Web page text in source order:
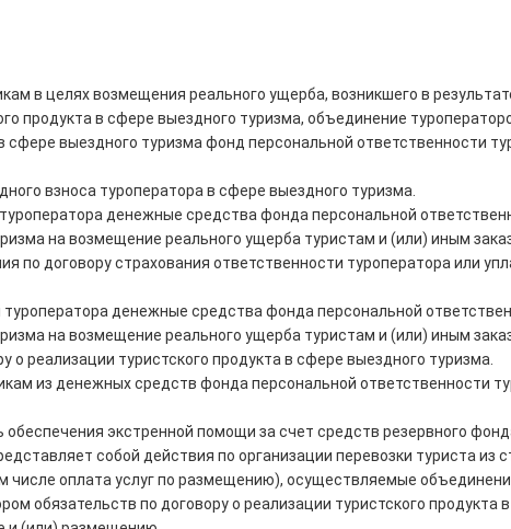
в целях возмещения реального ущерба, возникшего в
продукта в сфере выездного туризма, объединение
выездного туризма фонд персональной ответственности
взноса туроператора в сфере выездного туризма.
денежные средства фонда персональной
на возмещение реального ущерба туристам и (или) иным
договору страхования ответственности туроператора или
денежные средства фонда персональной
на возмещение реального ущерба туристам и (или) иным
реализации туристского продукта в сфере выездного туризма.
из денежных средств фонда персональной ответственности
экстренной помощи за счет средств резервного
собой действия по организации перевозки туриста из
числе оплата услуг по размещению), осуществляемые
обязательств по договору о реализации туристского продукта